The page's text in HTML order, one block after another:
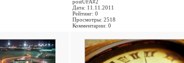
postUFA#2
Дата: 11.11.2011
Рейтинг: 0
Просмотры: 2518
Комментарии: 0